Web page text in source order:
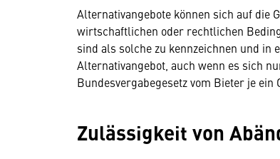
Alternativangebote können sich auf die
wirtschaftlichen oder rechtlichen
sind als solche zu kennzeichnen und
Alternativangebot, auch wenn es sich
Bundesvergabegesetz vom Bieter je
Zulässigkeit von